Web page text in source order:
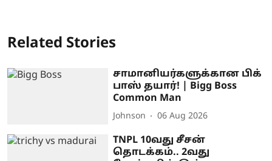
Related Stories
சாமானியர்களுக்கான பிக்
பாஸ் தயார்! | Bigg Boss
Common Man
Johnson 06 Aug 2026
TNPL 10வது சீசன்
தொடக்கம்.. 2வது